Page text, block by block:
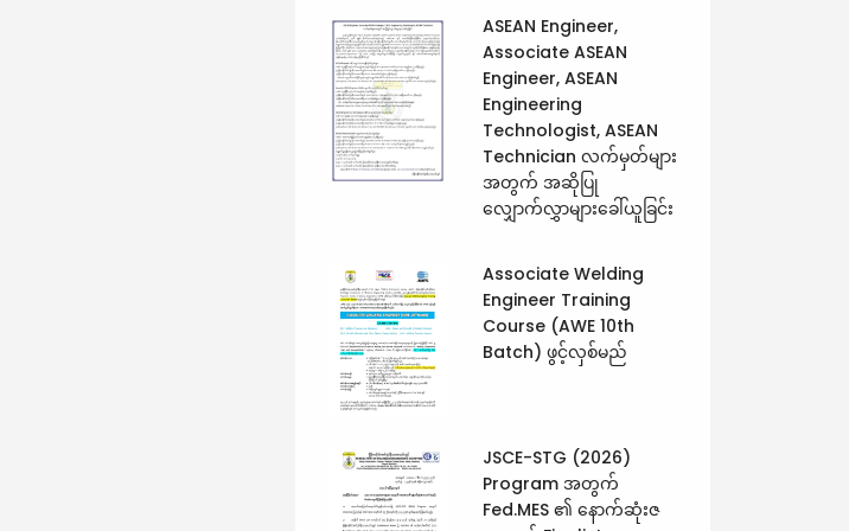
ASEAN Engineer,
Associate ASEAN
Engineer, ASEAN
Engineering
Technologist, ASEAN
Technician လက်မှတ်များ
အတွက် အဆိုပြု
လျှောက်လွှာများခေါ်ယူခြင်း
Associate Welding
Engineer Training
Course (AWE 10th
Batch) ဖွင့်လှစ်မည်
JSCE-STG (2026)
Program အတွက်
Fed.MES ၏ နောက်ဆုံးဇ